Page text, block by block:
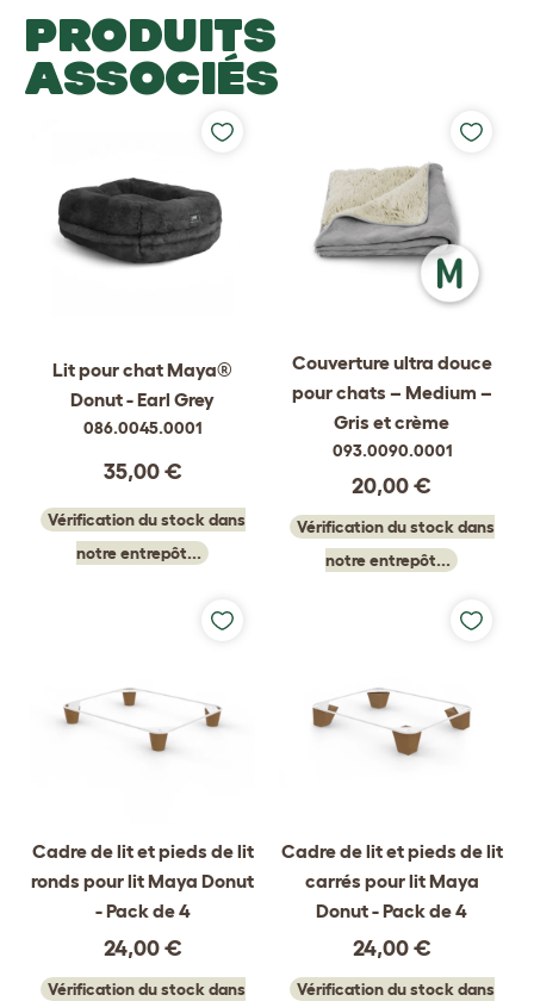
PRODUITS
ASSOCIÉS
Lit pour chat Maya®
Donut - Earl Grey
086.0045.0001
35,00 €
Vérification du stock dans
notre entrepôt...
Couverture ultra douce
pour chats – Medium –
Gris et crème
093.0090.0001
20,00 €
Vérification du stock dans
notre entrepôt...
Cadre de lit et pieds de lit
ronds pour lit Maya Donut
- Pack de 4
24,00 €
Vérification du stock dans
Cadre de lit et pieds de lit
carrés pour lit Maya
Donut - Pack de 4
24,00 €
Vérification du stock dans